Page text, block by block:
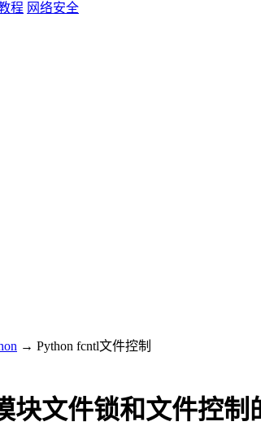
程 网络安全
→ Python fcntl文件控制
块文件锁和文件控制